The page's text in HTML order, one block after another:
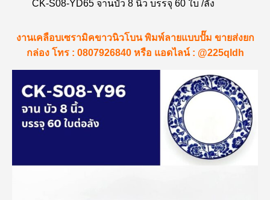
CK-S08-YD65 จานบัว 8 นิ้ว บรรจุ 60 ใบ /ลัง
งานเคลือบเซรามิคขาวนิวโบน พิมพ์ลายแบบปั๊ม ขายส่งยก
กล่อง โทร : 0807926840 หรือ แอดไลน์ : @225qldh